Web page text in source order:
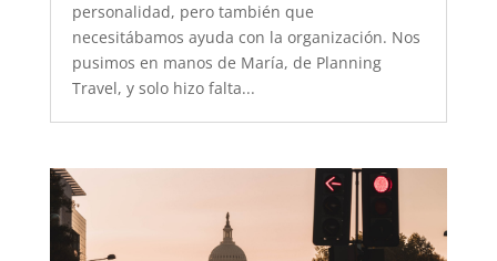
personalidad, pero también que
necesitábamos ayuda con la organización. Nos
pusimos en manos de María, de Planning
Travel, y solo hizo falta...